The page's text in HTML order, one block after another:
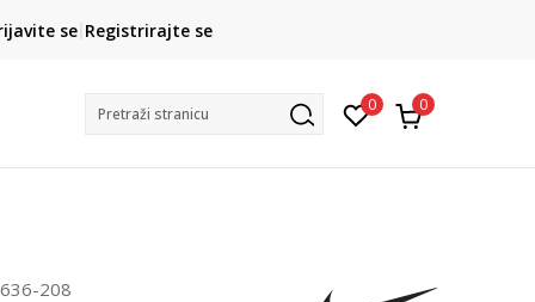
CLICK& COLLECT
besplatno preuzimanje u trgovini
se Registrirajte se
Pretraži stranicu 0 0
208